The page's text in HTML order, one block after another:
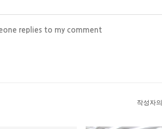
replies to my comment
작성자